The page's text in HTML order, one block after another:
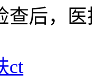
查后，
ct